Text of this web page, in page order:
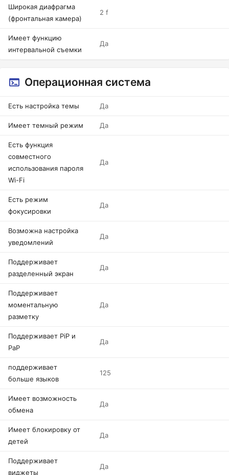
Широкая диафрагма
(фронтальная камера)
2 f
Имеет функцию
интервальной съемки
Да
Операционная система
Есть настройка темы Да
Имеет темный режим Да
Есть функция
совместного
использования пароля
Wi-Fi
Да
Есть режим
фокусировки
Да
Возможна настройка
уведомлений
Да
Поддерживает
разделенный экран
Да
Поддерживает
моментальную
разметку
Да
Поддерживает PiP и
PaP
Да
поддерживает
больше языков
125
Имеет возможность
обмена
Да
Имеет блокировку от
детей
Да
Поддерживает
виджеты
Да